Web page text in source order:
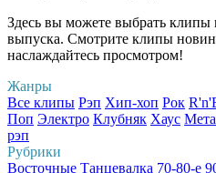
Здесь вы можете выбрать клипы
выпуска. Смотрите клипы
наслаждайтесь просмотром!
Жанры
Все клипы Рэп Хип-хоп Рок
Поп Электро Клубняк Хаус
рэп
Рубрики
Восточные Танцевалка 70-80-е